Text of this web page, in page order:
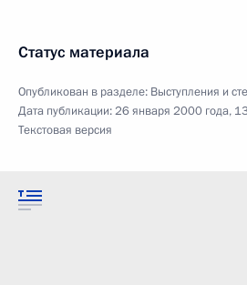
Статус материала
Опубликован в разделе: Выступления и
Дата публикации:26 января 2000 года,
Текстовая версия